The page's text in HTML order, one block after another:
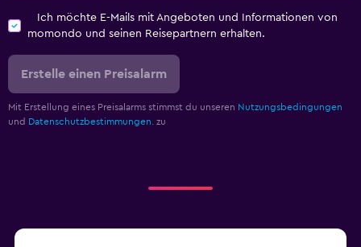
Ich möchte E-Mails mit Angeboten und Informationen von
momondo und seinen Reisepartnern erhalten.
Erstelle einen Preisalarm
Mit Erstellung eines Preisalarms stimmst du unseren Nutzungsbedingungen
und Datenschutzbestimmungen. zu